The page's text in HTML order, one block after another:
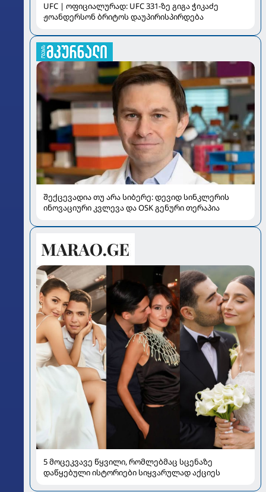
UFC | ოფიციალურად: UFC 331-ზე გიგა ჭიკაძე
ჟოანდერსონ ბრიტოს დაუპირისპირდება
შექცევადია თუ არა სიბერე: დევიდ სინკლერის
ინოვაციური კვლევა და OSK გენური თერაპია
5 მოცეკვავე წყვილი, რომლებმაც სცენაზე
დაწყებული ისტორიები სიყვარულად აქციეს